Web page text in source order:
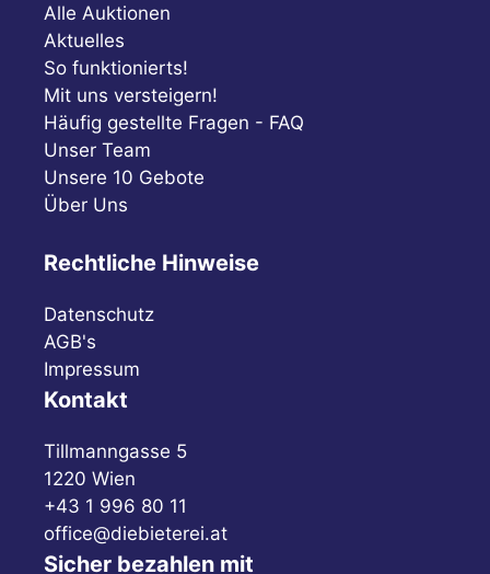
Alle Auktionen
Aktuelles
So funktionierts!
Mit uns versteigern!
Häufig gestellte Fragen - FAQ
Unser Team
Unsere 10 Gebote
Über Uns
Rechtliche Hinweise
Datenschutz
AGB's
Impressum
Kontakt
Tillmanngasse 5
1220 Wien
+43 1 996 80 11
office@diebieterei.at
Sicher bezahlen mit